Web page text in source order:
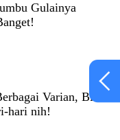
Gulainya
Varian, Bisa
hari nih!